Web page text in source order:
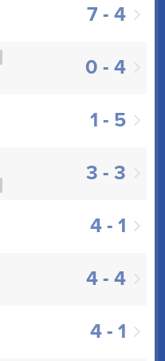
7 - 4
0 - 4
1 - 5
3 - 3
4 - 1
4 - 4
4 - 1